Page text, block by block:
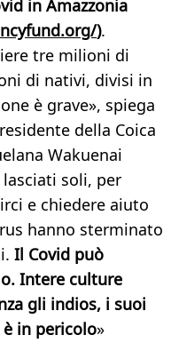
in Amazzonia
).
tre milioni di
di nativi, divisi in
è grave», spiega
della Coica
Wakuenai
soli, per
e chiedere aiuto
hanno sterminato
Il Covid può
Intere culture
gli indios, i suoi
è in pericolo»